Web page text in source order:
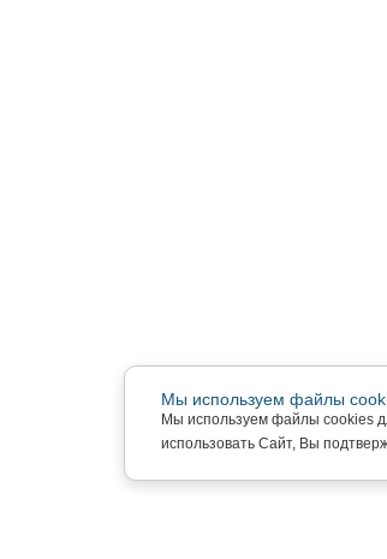
Мы используем файлы
Мы используем файлы cookies
использовать Сайт, Вы